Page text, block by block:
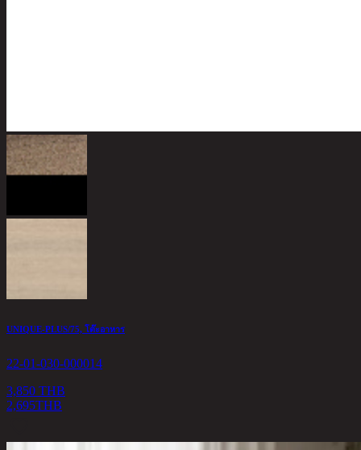
UNIQUE-PLUS/75, โต๊ะอาหาร
22-01-030-000014
3,850 THB
2,695THB